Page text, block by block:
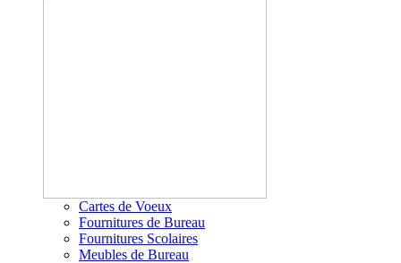
Cartes de Voeux
Fournitures de Bureau
Fournitures Scolaires
Meubles de Bureau